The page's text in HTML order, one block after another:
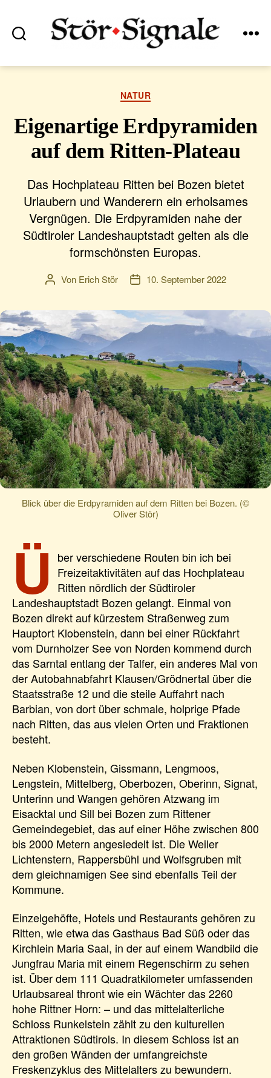
Kategorien
NATUR
Eigenartige Erdpyramiden
auf dem Ritten-Plateau
Das Hochplateau Ritten bei Bozen bietet
Urlaubern und Wanderern ein erholsames
Vergnügen. Die Erdpyramiden nahe der
Südtiroler Landeshauptstadt gelten als die
formschönsten Europas.
Beitragsautor
Von Erich Stör Veröffentlichungsdatum
10. September 2022
Blick über die Erdpyramiden auf dem Ritten bei Bozen. (©
Oliver Stör)
Ü
ber verschiedene Routen bin ich bei
Freizeitaktivitäten auf das Hochplateau
Ritten nördlich der Südtiroler
Landeshauptstadt Bozen gelangt. Einmal von
Bozen direkt auf kürzestem Straßenweg zum
Hauptort Klobenstein, dann bei einer Rückfahrt
vom Durnholzer See von Norden kommend durch
das Sarntal entlang der Talfer, ein anderes Mal von
der Autobahnabfahrt Klausen/Grödnertal über die
Staatsstraße 12 und die steile Auffahrt nach
Barbian, von dort über schmale, holprige Pfade
nach Ritten, das aus vielen Orten und Fraktionen
besteht.
Neben Klobenstein, Gissmann, Lengmoos,
Lengstein, Mittelberg, Oberbozen, Oberinn, Signat,
Unterinn und Wangen gehören Atzwang im
Eisacktal und Sill bei Bozen zum Rittener
Gemeindegebiet, das auf einer Höhe zwischen 800
bis 2000 Metern angesiedelt ist. Die Weiler
Lichtenstern, Rappersbühl und Wolfsgruben mit
dem gleichnamigen See sind ebenfalls Teil der
Kommune.
Einzelgehöfte, Hotels und Restaurants gehören zu
Ritten, wie etwa das Gasthaus Bad Süß oder das
Kirchlein Maria Saal, in der auf einem Wandbild die
Jungfrau Maria mit einem Regenschirm zu sehen
ist. Über dem 111 Quadratkilometer umfassenden
Urlaubsareal thront wie ein Wächter das 2260
hohe Rittner Horn: – und das mittelalterliche
Schloss Runkelstein zählt zu den kulturellen
Attraktionen Südtirols. In diesem Schloss ist an
den großen Wänden der umfangreichste
Freskenzyklus des Mittelalters zu bewundern.